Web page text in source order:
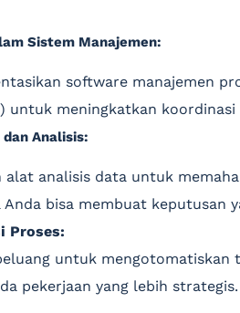
Sistem Manajemen:
software manajemen
untuk meningkatkan
Analisis:
alat analisis data untuk
Anda bisa membuat keputusan
Proses:
untuk mengotomatiskan
pekerjaan yang lebih strategis.